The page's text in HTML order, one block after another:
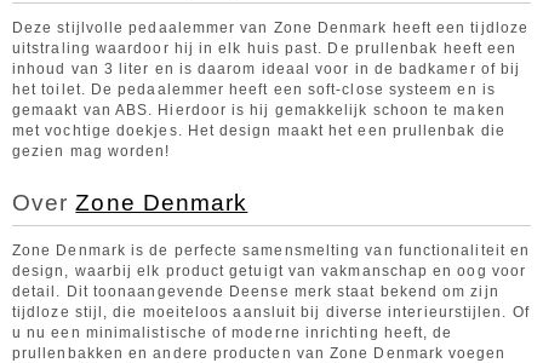
Deze stijlvolle pedaalemmer van Zone Denmark heeft een tijdloze
uitstraling waardoor hij in elk huis past. De prullenbak heeft een
inhoud van 3 liter en is daarom ideaal voor in de badkamer of bij
het toilet. De pedaalemmer heeft een soft-close systeem en is
gemaakt van ABS. Hierdoor is hij gemakkelijk schoon te maken
met vochtige doekjes. Het design maakt het een prullenbak die
gezien mag worden!
OverZone Denmark
Zone Denmark is de perfecte samensmelting van functionaliteit en
design, waarbij elk product getuigt van vakmanschap en oog voor
detail. Dit toonaangevende Deense merk staat bekend om zijn
tijdloze stijl, die moeiteloos aansluit bij diverse interieurstijlen. Of
u nu een minimalistische of moderne inrichting heeft, de
prullenbakken en andere producten van Zone Denmark voegen